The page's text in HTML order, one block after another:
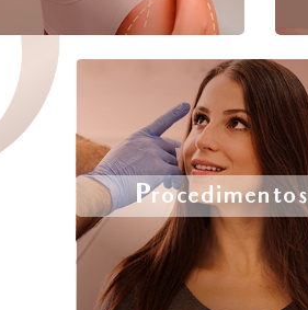
Procedimentos